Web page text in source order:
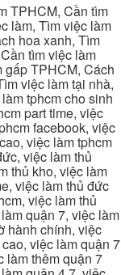
TPHCM, Cần tìm
làm, Tìm việc làm
hoa xanh, Tìm
tìm việc làm
gấp TPHCM, Cách
việc làm tại nhà,
tphcm cho sinh
part time, việc
facebook, việc
việc làm tphcm
việc làm thủ
thủ kho, việc làm
việc làm thủ đức
việc làm thủ
quận 7, việc làm
hành chính, việc
việc làm quận 7
làm thêm quận 7